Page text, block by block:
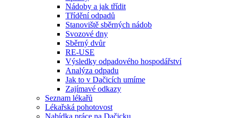
Nádoby a jak třídit
Třídění odpadů
Stanoviště sběrných nádob
Svozové dny
Sběrný dvůr
RE-USE
Výsledky odpadového hospodářství
Analýza odpadu
Jak to v Dačicích umíme
Zajímavé odkazy
Seznam lékařů
Lékařská pohotovost
Nabídka práce na Dačicku